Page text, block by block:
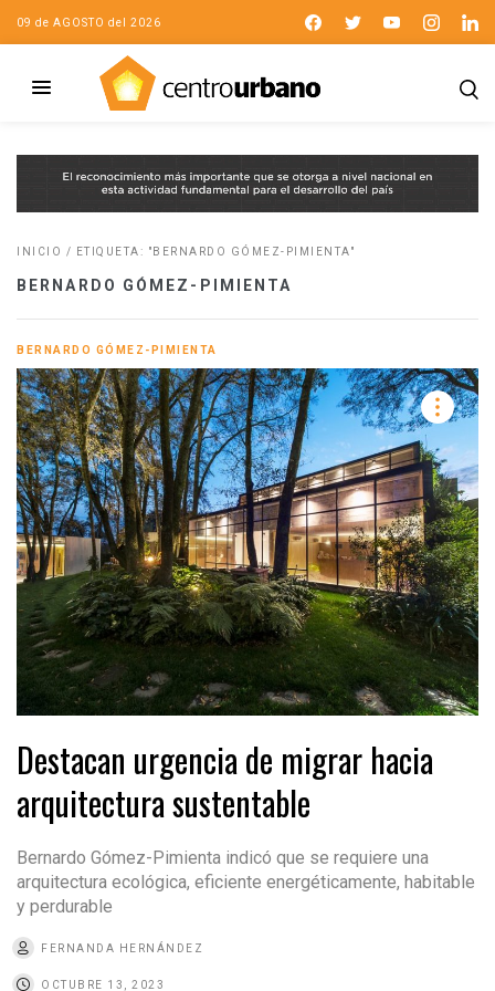
09 de AGOSTO del 2026
INICIO / ETIQUETA: "BERNARDO GÓMEZ-PIMIENTA"
BERNARDO GÓMEZ-PIMIENTA
BERNARDO GÓMEZ-PIMIENTA
Destacan urgencia de migrar hacia
arquitectura sustentable
Bernardo Gómez-Pimienta indicó que se requiere una
arquitectura ecológica, eficiente energéticamente, habitable
y perdurable
FERNANDA HERNÁNDEZ
OCTUBRE 13, 2023